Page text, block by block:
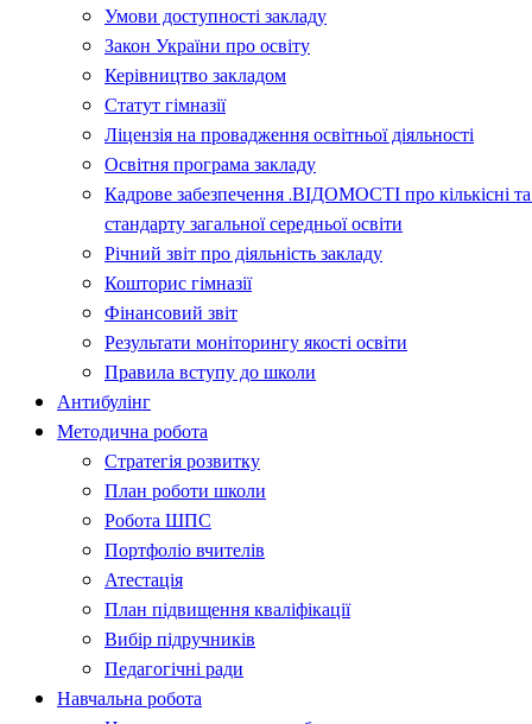
Умови доступності закладу
Закон України про освіту
Керівництво закладом
Статут гімназії
Ліцензія на провадження освітньої діяльності
Освітня програма закладу
Кадрове забезпечення .ВІДОМОСТІ про кількісні та
стандарту загальної середньої освіти
Річний звіт про діяльність закладу
Кошторис гімназії
Фінансовий звіт
Результати моніторингу якості освіти
Правила вступу до школи
Антибулінг
Методична робота
Стратегія розвитку
План роботи школи
Робота ШПС
Портфоліо вчителів
Атестація
План підвищення кваліфікації
Вибір підручників
Педагогічні ради
Навчальна робота